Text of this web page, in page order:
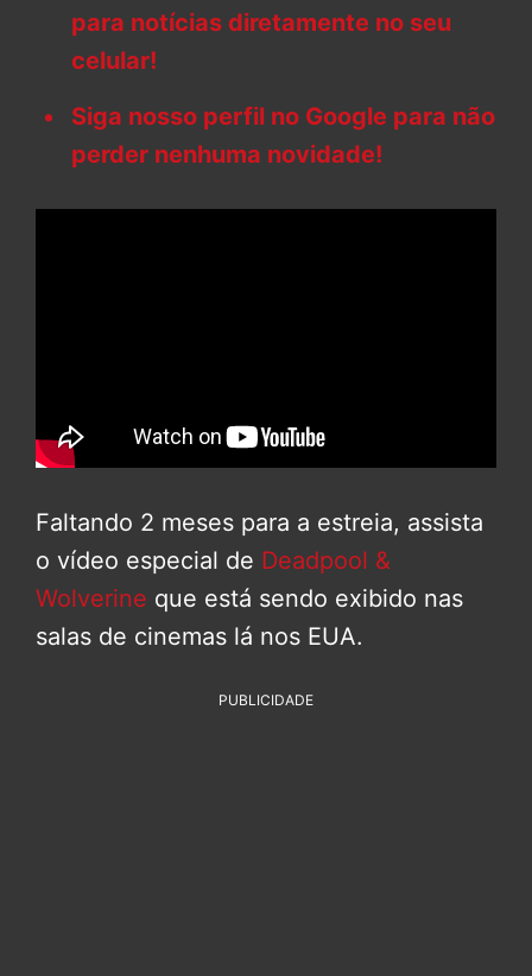
para notícias diretamente no seu
celular!
Siga nosso perfil no Google para não
perder nenhuma novidade!
Faltando 2 meses para a estreia, assista
o vídeo especial de Deadpool &
Wolverine que está sendo exibido nas
salas de cinemas lá nos EUA.
PUBLICIDADE